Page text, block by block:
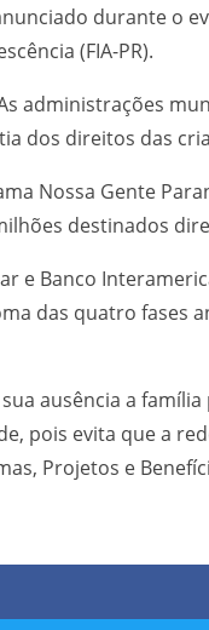
durante o
(FIA-PR).
administrações
dos direitos das
Nossa Gente
destinados
e Banco
das quatro
ausência a
pois evita que a
Projetos e